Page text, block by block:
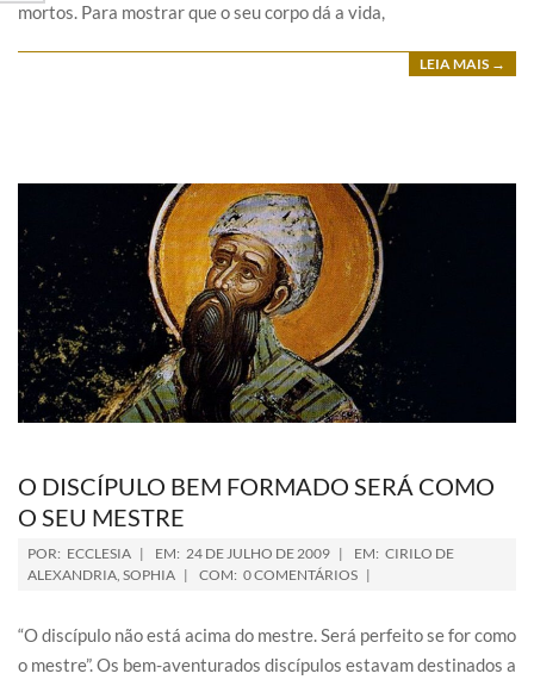
mortos. Para mostrar que o seu corpo dá a vida,
LEIA MAIS →
O DISCÍPULO BEM FORMADO SERÁ COMO
O SEU MESTRE
POR: ECCLESIA EM: 24 DE JULHO DE 2009 EM: CIRILO DE
ALEXANDRIA, SOPHIA COM: 0 COMENTÁRIOS
“O discípulo não está acima do mestre. Será perfeito se for como
o mestre”. Os bem-aventurados discípulos estavam destinados a